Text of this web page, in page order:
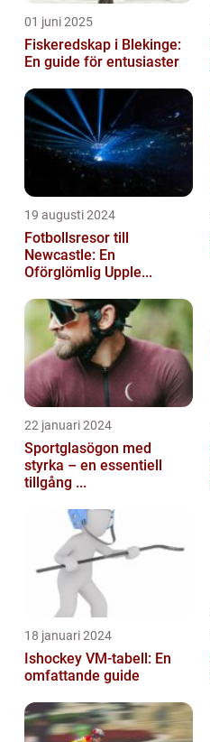
01 juni 2025
Fiskeredskap i Blekinge:
En guide för entusiaster
19 augusti 2024
Fotbollsresor till
Newcastle: En
Oförglömlig Upple...
22 januari 2024
Sportglasögon med
styrka – en essentiell
tillgång ...
18 januari 2024
Ishockey VM-tabell: En
omfattande guide